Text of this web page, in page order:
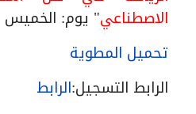
الاصطناعي" يوم: الخميس 22 أفريل 2025
تحميل المطوية
الرابط التسجيل:الرابط